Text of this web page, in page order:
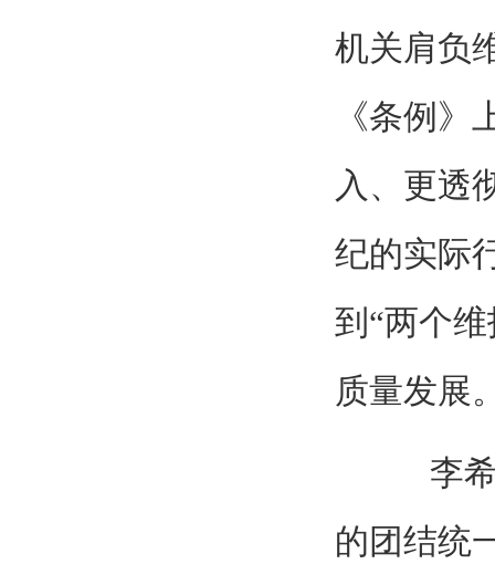
机关肩负
《条例
入、更透
纪的实际
到“两个
质量发展
李希
的团结统